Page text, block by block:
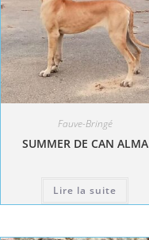
Fauve-Bringé
SUMMER DE CAN ALMA
Lire la suite